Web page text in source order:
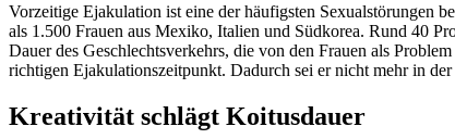
Vorzeitige Ejakulation ist eine der häufigsten Sexualstörungen
als 1.500 Frauen aus Mexiko, Italien und Südkorea. Rund 40
Dauer des Geschlechtsverkehrs, die von den Frauen als
richtigen Ejakulationszeitpunkt. Dadurch sei er nicht mehr in
Kreativität schlägt Koitusdauer